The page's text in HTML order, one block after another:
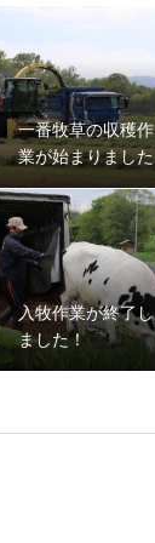
一番牧草の収穫作
業が始まりました
入牧作業が終了し
ました！